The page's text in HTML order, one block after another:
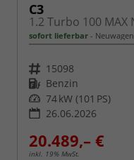
C3
sofort lieferbar Neuwagen
Fahrzeugnr. 15098
Kraftstoff Benzin
Leistung 74 kW (101 PS)
26.06.2026
20.489,– €
inkl. 19% MwSt.